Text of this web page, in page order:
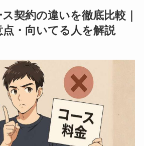
契約の違いを徹底比較｜
・向いてる人を解説